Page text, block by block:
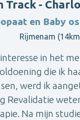
Track -
en Baby
Rijmenam
in het
die ik
werd ik
Revalidatie
Na mijn